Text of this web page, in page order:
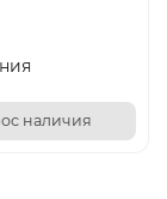
наличия